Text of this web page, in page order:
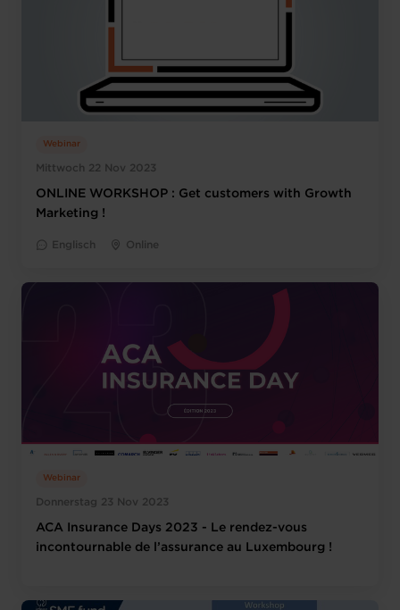
Mittwoch 22 Nov 2023
Webinar
ONLINE WORKSHOP : Get customers with Growth
Marketing !
Englisch Online
Donnerstag 23 Nov 2023
Webinar
ACA Insurance Days 2023 - Le rendez-vous
incontournable de l’assurance au Luxembourg !